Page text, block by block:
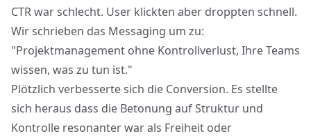
CTR war schlecht. User klickten aber droppten schnell.
Wir schrieben das Messaging um zu:
"Projektmanagement ohne Kontrollverlust, Ihre Teams
wissen, was zu tun ist."
Plötzlich verbesserte sich die Conversion. Es stellte
sich heraus dass die Betonung auf Struktur und
Kontrolle resonanter war als Freiheit oder